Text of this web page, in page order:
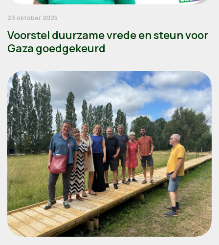
23 oktober 2025
Voorstel duurzame vrede en steun voor
Gaza goedgekeurd